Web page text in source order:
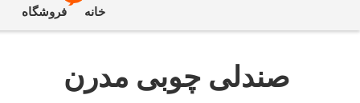
خانه فروشگاه
صندلی چوبی مدرن